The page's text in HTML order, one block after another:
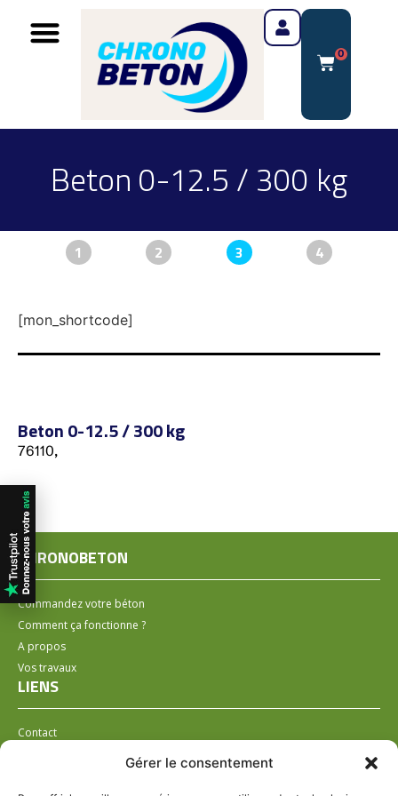
Gérer le consentement
0
Beton 0-12.5 / 300 kg
1 2 3 4
[mon_shortcode]
Beton 0-12.5 / 300 kg
76110,
CHRONOBETON
Commandez votre béton
Comment ça fonctionne ?
A propos
Vos travaux
LIENS
Contact